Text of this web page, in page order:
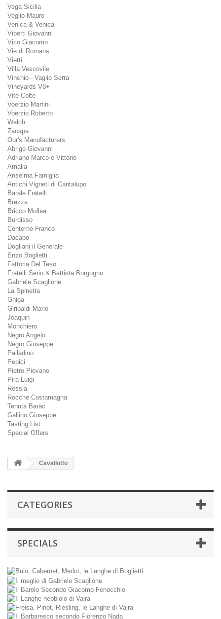
Vega Sicilia
Veglio Mauro
Venica & Venica
Viberti Giovanni
Vico Giacomo
Vie di Romans
Vietti
Villa Vescovile
Vinchio - Vaglio Serra
Vineyards V8+
Vite Colte
Voerzio Martini
Voerzio Roberto
Walch
Zacapa
Our's Manufacturers
Abrigo Giovanni
Adriano Marco e Vittorio
Amalia
Anselma Famiglia
Antichi Vigneti di Cantalupo
Barale Fratelli
Brezza
Bricco Mollea
Burdisso
Conterno Franco
Dacapo
Dogliani il Generale
Enzo Boglietti
Fattoria Del Teso
Fratelli Serio & Battista Borgogno
Gabriele Scaglione
La Spinetta
Ghiga
Giribaldi Mario
Joaquin
Monchiero
Negro Angelo
Negro Giuseppe
Palladino
Pepici
Pietro Piovano
Pira Luigi
Ressia
Rocche Costamagna
Tenuta Baràc
Gallino Giuseppe
Tasting List
Special Offers
Cavallotto
CATEGORIES
SPECIALS